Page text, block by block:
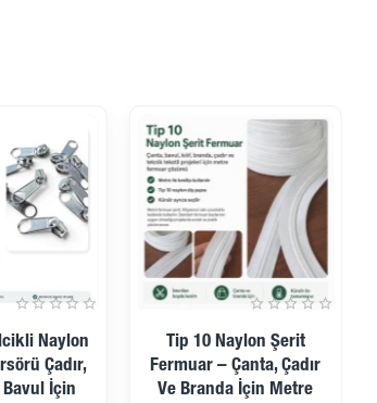
Naylon
Çadır,
Bavul İçin
Tip 10 Naylon Şerit
Fermuar – Çanta, Çadır
Ve Branda İçin Metre